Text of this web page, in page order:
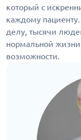
который с
каждому
делу, тысячи
нормальной
возможности.